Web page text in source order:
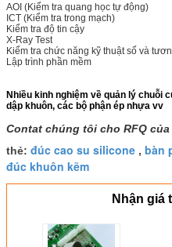
AOI (Kiểm tra quang học tự động)
ICT (Kiểm tra trong mạch)
Kiểm tra độ tin cậy
X-Ray Test
Kiểm tra chức năng kỹ thuật số và
Lập trình phần mềm
Nhiều kinh nghiệm về quản lý chuỗi
dập khuôn, các bộ phận ép nhựa vv
Contat chúng tôi cho RFQ
thẻ: đúc cao su silicone , bàn
đúc khuôn kẽm
Nhận giá